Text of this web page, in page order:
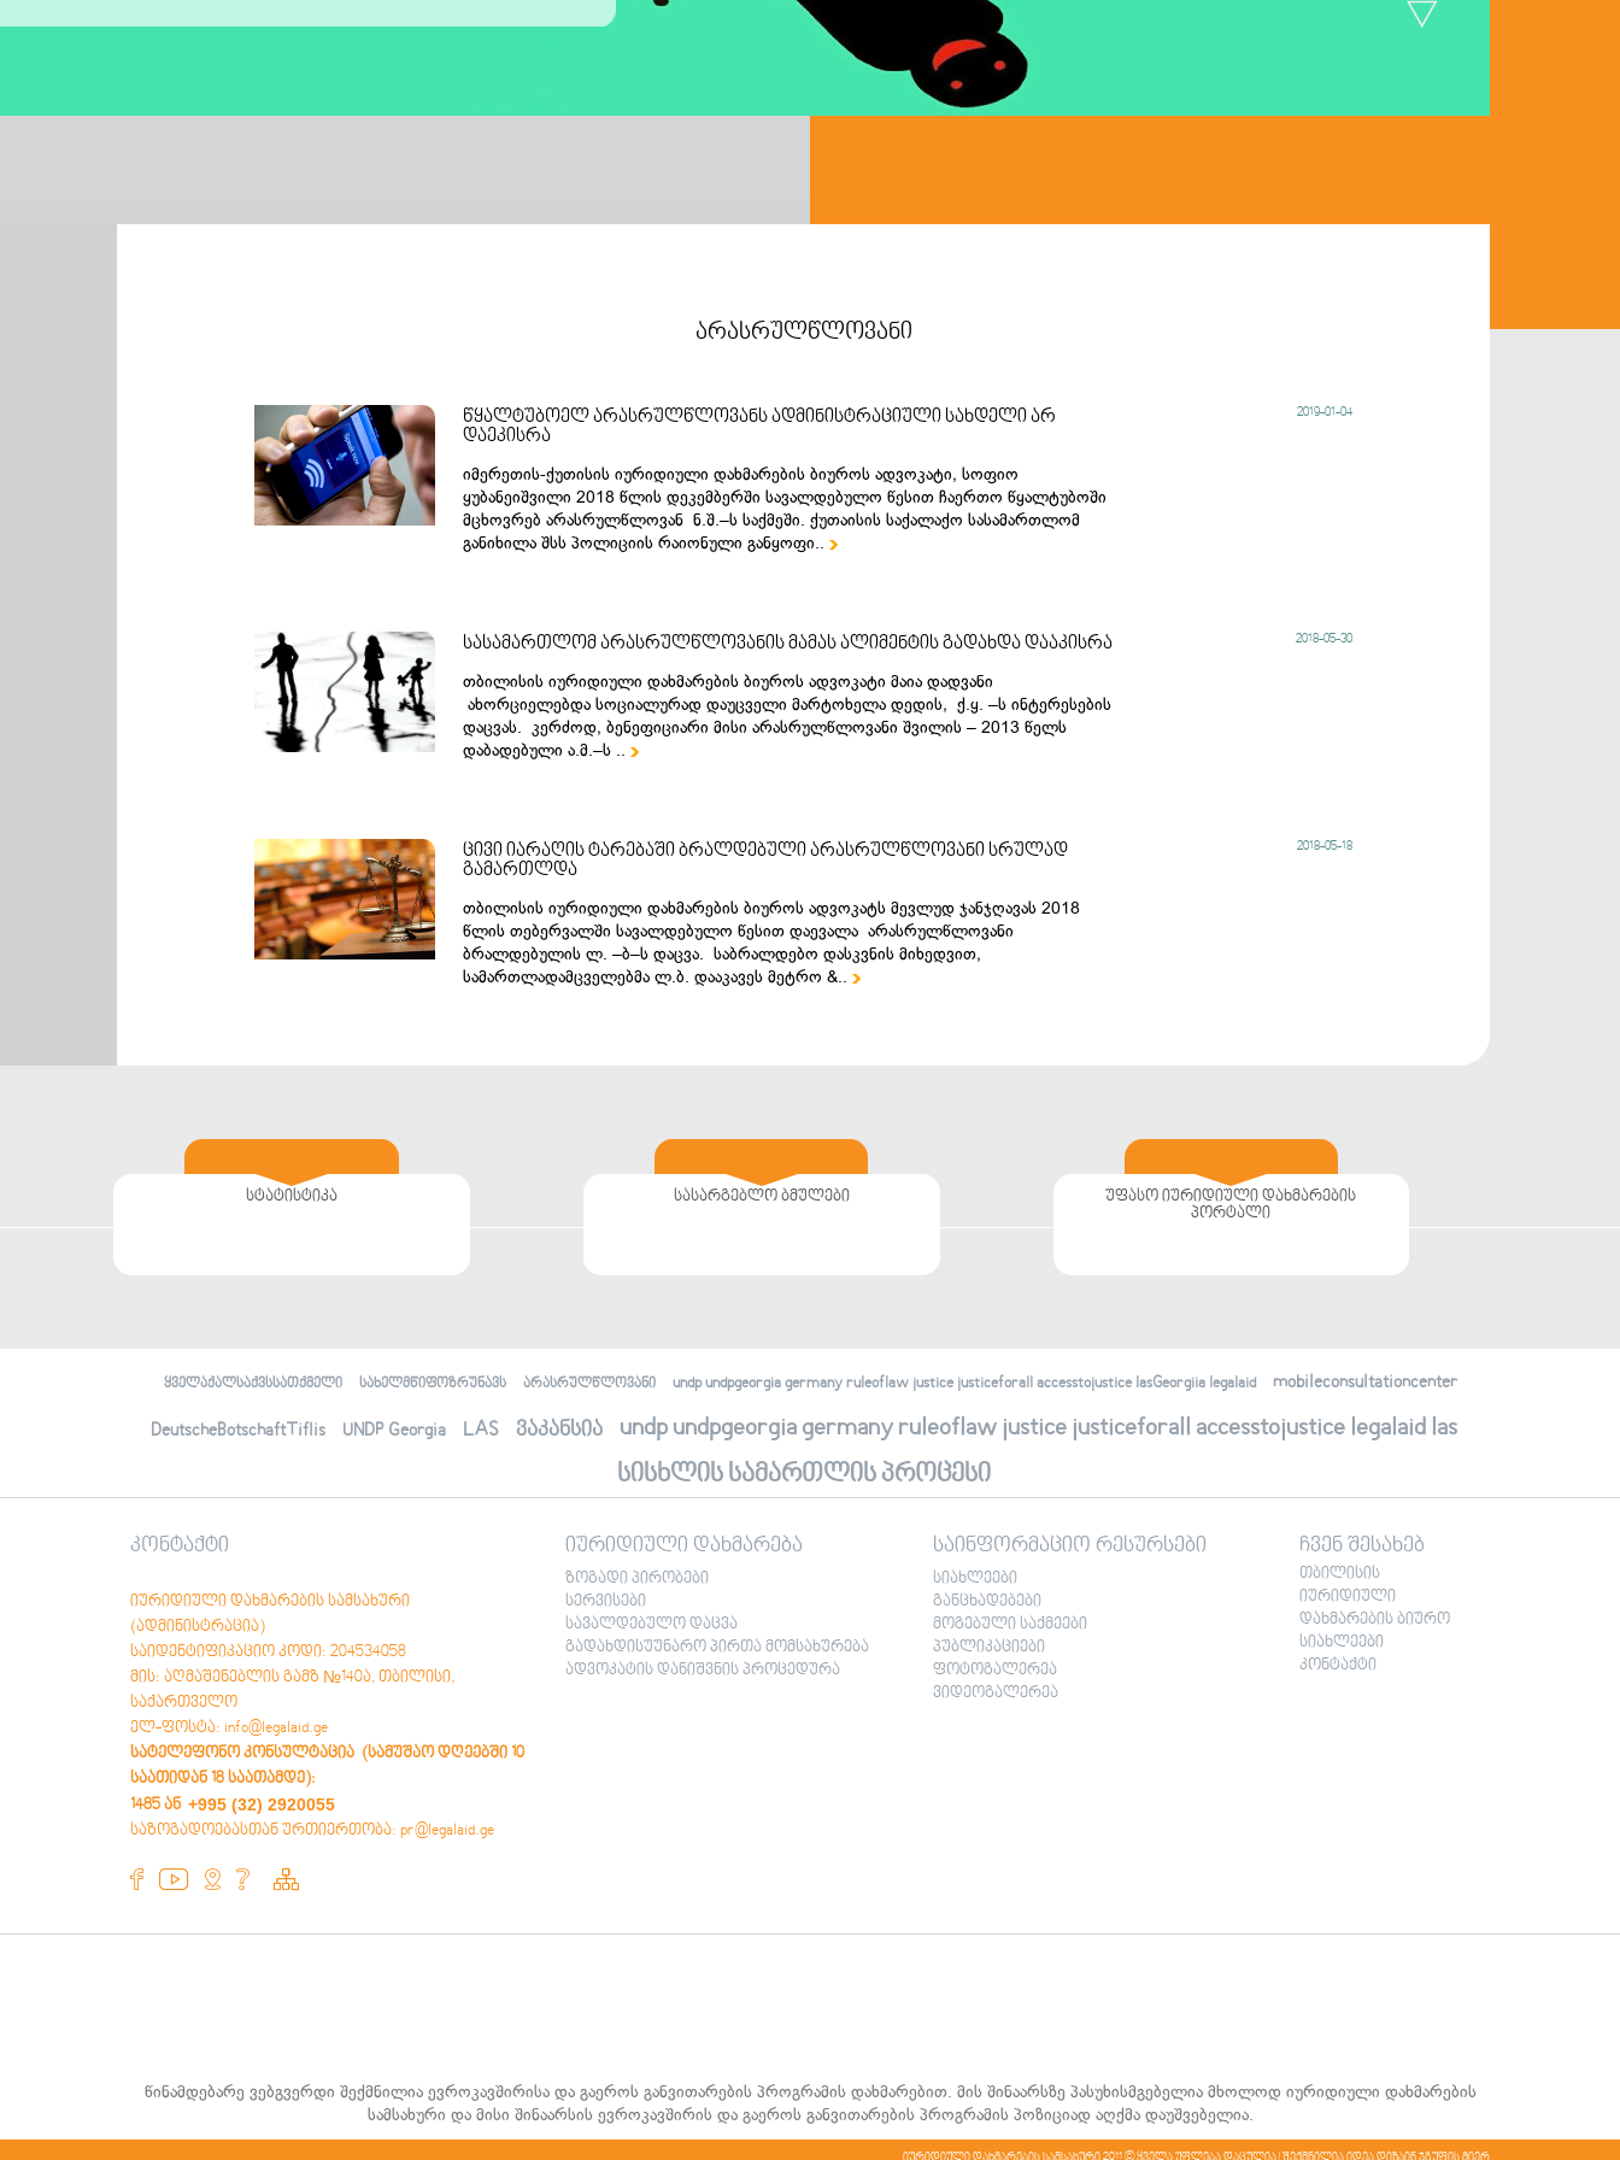
იურიდიული დახმარება საოჯახო
დავების საკითხებზე
არასრულწლოვანი
წყალტუბოელ არასრულწლოვანს ადმინისტრაციული სახდელი არ
დაეკისრა
იმერეთის-ქუთისის იურიდიული დახმარების ბიუროს ადვოკატი, სოფიო
ყუბანეიშვილი 2018 წლის დეკემბერში სავალდებულო წესით ჩაერთო წყალტუბოში
მცხოვრებ არასრულწლოვან ნ.შ.–ს საქმეში. ქუთაისის საქალაქო სასამართლომ
განიხილა შსს პოლიციის რაიონული განყოფი.. 
2019-01-04
სასამართლომ არასრულწლოვანის მამას ალიმენტის გადახდა დააკისრა
თბილისის იურიდიული დახმარების ბიუროს ადვოკატი მაია დადვანი
ახორციელებდა სოციალურად დაუცველი მარტოხელა დედის, ქ.ყ. –ს ინტერესების
დაცვას. კერძოდ, ბენეფიციარი მისი არასრულწლოვანი შვილის – 2013 წელს
დაბადებული ა.მ.–ს .. 
2018-05-30
ცივი იარაღის ტარებაში ბრალდებული არასრულწლოვანი სრულად
გამართლდა
თბილისის იურიდიული დახმარების ბიუროს ადვოკატს მევლუდ ჯანჯღავას 2018
წლის თებერვალში სავალდებულო წესით დაევალა არასრულწლოვანი
ბრალდებულის ლ. –ბ–ს დაცვა. საბრალდებო დასკვნის მიხედვით,
სამართლადამცველებმა ლ.ბ. დააკავეს მეტრო &.. 
2018-05-18
სტატისტიკა სასარგებლო ბმულები
უფასო იურიდიული დახმარების
პორტალი
ყველაქალსაქვსსათქმელი სახელმწიფოზრუნავს არასრულწლოვანი undp undpgeorgia germany ruleoflaw justice justiceforall accesstojustice lasGeorgiia legalaid mobileconsultationcenter
DeutscheBotschaftTiflis UNDP Georgia LAS ვაკანსია
undp undpgeorgia germany ruleoflaw justice justiceforall accesstojustice legalaid las
სისხლის სამართლის პროცესი
კონტაქტი
იურიდიული დახმარების სამსახური
(ადმინისტრაცია)
საიდენტიფიკაციო კოდი: 204534058
მის: აღმაშენებლის გამზ №140ა, თბილისი,
საქართველო
ელ-ფოსტა: info@legalaid.ge
სატელეფონო კონსულტაცია (სამუშაო დღეებში 10
საათიდან 18 საათამდე):
1485 ან +995 (32) 2920055
საზოგადოებასთან ურთიერთობა: pr@legalaid.ge
იურიდიული დახმარება
ზოგადი პირობები
სერვისები
სავალდებულო დაცვა
გადახდისუუნარო პირთა მომსახურება
ადვოკატის დანიშვნის პროცედურა
საინფორმაციო რესურსები
სიახლეები
განცხადებები
მოგებული საქმეები
პუბლიკაციები
ფოტოგალერეა
ვიდეოგალერეა
ჩვენ შესახებ
თბილისის
იურიდიული
დახმარების ბიურო
სიახლეები
კონტაქტი
წინამდებარე ვებგვერდი შექმნილია ევროკავშირისა და გაეროს განვითარების პროგრამის დახმარებით. მის შინაარსზე პასუხისმგებელია მხოლოდ იურიდიული დახმარების
სამსახური და მისი შინაარსის ევროკავშირის და გაეროს განვითარების პროგრამის პოზიციად აღქმა დაუშვებელია.
იურიდიული დახმარების სამსახური 2011 © ყველა უფლება დაცულია |შექმნილია იდეა დიზაინ ჯგუფის მიერ